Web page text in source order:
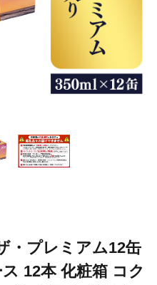
・プレミアム12缶
12本 化粧箱 コク